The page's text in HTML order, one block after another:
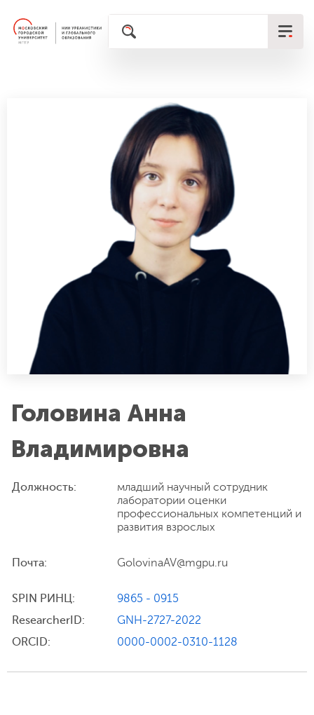
Головина Анна
Владимировна
Должность:
младший научный сотрудник
лаборатории оценки
профессиональных компетенций и
развития взрослых
Почта: GolovinaAV@mgpu.ru
SPIN РИНЦ:
9865 - 0915
ResearcherID:
GNH-2727-2022
ORCID:
0000-0002-0310-1128